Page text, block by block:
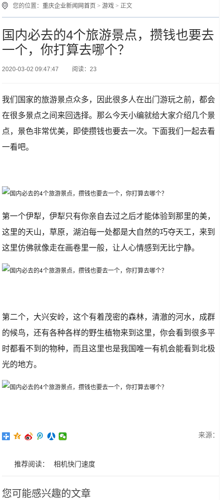
您的位置：重庆企业新闻网首页 >游戏 > 正文
国内必去的4个旅游景点，攒钱也要去
一个，你打算去哪个？
2020-03-02 09:47:47 阅读：23
我们国家的旅游景点众多，因此很多人在出门游玩之前，都会
在很多景点之间来回选择。那么今天小编就给大家介绍几个景
点，景色非常优美，即使攒钱也要去一次。下面我们一起去看
一看吧。
第一个伊犁，伊犁只有你亲自去过之后才能体验到那里的美，
这里的天山，草原，湖泊每一处都是大自然的巧夺天工，来到
这里仿佛就像走在画卷里一般，让人心情感到无比宁静。
第二个，大兴安岭，这个有着茂密的森林，清澈的河水，成群
的候鸟，还有各种各样的野生植物来到这里，你会看到很多平
时都看不到的物种，而且这里也是我国唯一有机会能看到北极
光的地方。
来源：
推荐阅读： 相机快门速度
您可能感兴趣的文章